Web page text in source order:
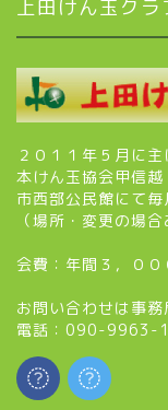
上田けん玉クラ
２０１１年５月に
本けん玉協会甲信
市西部公民館にて
（場所・変更の場
会費：年間３，００
お問い合わせは事
電話：090-9963-